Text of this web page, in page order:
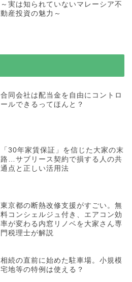
～実は知られていないマレーシア不
動産投資の魅力～
合同会社は配当金を自由にコントロ
ールできるってほんと？
「30年家賃保証」を信じた大家の末
路…サブリース契約で損する人の共
通点と正しい活用法
東京都の断熱改修支援がすごい。無
料コンシェルジュ付き、エアコン効
率が変わる内窓リノベを大家さん専
門税理士が解説
相続の直前に始めた駐車場。小規模
宅地等の特例は使える？